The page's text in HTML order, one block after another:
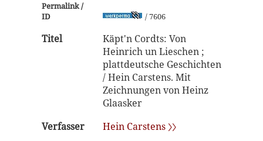
Permalink /
ID
/ 7606
Titel
Käpt'n Cordts: Von
Heinrich un Lieschen ;
plattdeutsche Geschichten
/ Hein Carstens. Mit
Zeichnungen von Heinz
Glaasker
Verfasser
Hein Carstens 〉〉